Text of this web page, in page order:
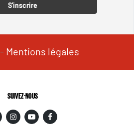
S'inscrire
- Mentions légales
SUIVEZ-NOUS